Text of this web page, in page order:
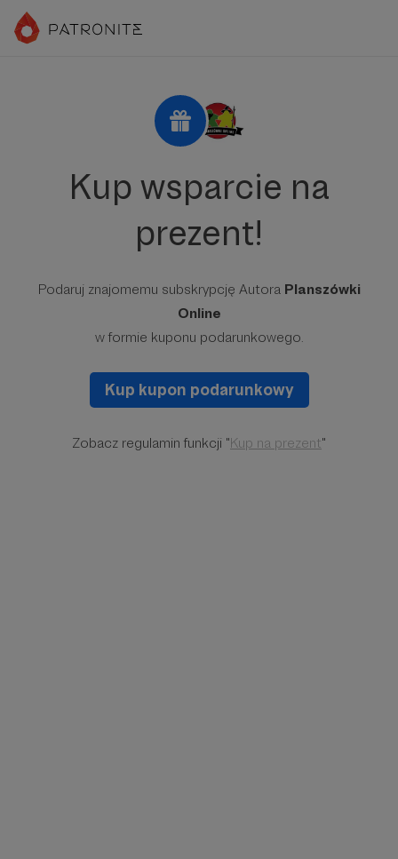
Kup wsparcie na
prezent!
Podaruj znajomemu subskrypcję Autora Planszówki
Online
w formie kuponu podarunkowego.
Kup kupon podarunkowy
Zobacz regulamin funkcji "Kup na prezent"